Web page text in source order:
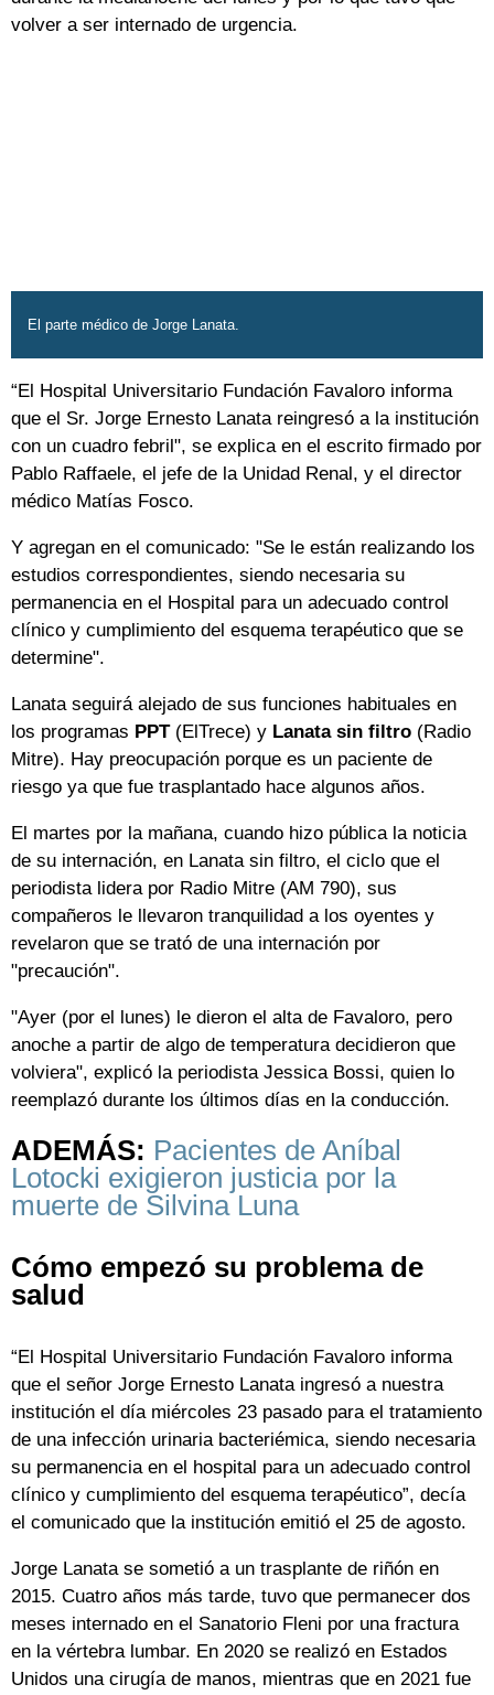
volver a ser internado de urgencia.
El parte médico de Jorge Lanata.
“El Hospital Universitario Fundación Favaloro informa
que el Sr. Jorge Ernesto Lanata reingresó a la institución
con un cuadro febril", se explica en el escrito firmado por
Pablo Raffaele, el jefe de la Unidad Renal, y el director
médico Matías Fosco.
Y agregan en el comunicado: "Se le están realizando los
estudios correspondientes, siendo necesaria su
permanencia en el Hospital para un adecuado control
clínico y cumplimiento del esquema terapéutico que se
determine".
Lanata seguirá alejado de sus funciones habituales en
los programas PPT(ElTrece) y Lanata sin filtro (Radio
Mitre). Hay preocupación porque es un paciente de
riesgo ya que fue trasplantado hace algunos años.
El martes por la mañana, cuando hizo pública la noticia
de su internación, en Lanata sin filtro, el ciclo que el
periodista lidera por Radio Mitre (AM 790), sus
compañeros le llevaron tranquilidad a los oyentes y
revelaron que se trató de una internación por
"precaución".
"Ayer (por el lunes) le dieron el alta de Favaloro, pero
anoche a partir de algo de temperatura decidieron que
volviera", explicó la periodista Jessica Bossi, quien lo
reemplazó durante los últimos días en la conducción.
ADEMÁS: Pacientes de Aníbal
Lotocki exigieron justicia por la
muerte de Silvina Luna
Cómo empezó su problema de
salud
“El Hospital Universitario Fundación Favaloro informa
que el señor Jorge Ernesto Lanata ingresó a nuestra
institución el día miércoles 23 pasado para el tratamiento
de una infección urinaria bacteriémica, siendo necesaria
su permanencia en el hospital para un adecuado control
clínico y cumplimiento del esquema terapéutico”, decía
el comunicado que la institución emitió el 25 de agosto.
Jorge Lanata se sometió a un trasplante de riñón en
2015. Cuatro años más tarde, tuvo que permanecer dos
meses internado en el Sanatorio Fleni por una fractura
en la vértebra lumbar. En 2020 se realizó en Estados
Unidos una cirugía de manos, mientras que en 2021 fue